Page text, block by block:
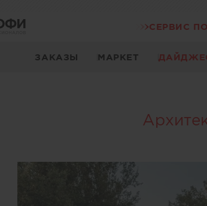
СЕРВИС
ЗАКАЗЫ МАРКЕТ